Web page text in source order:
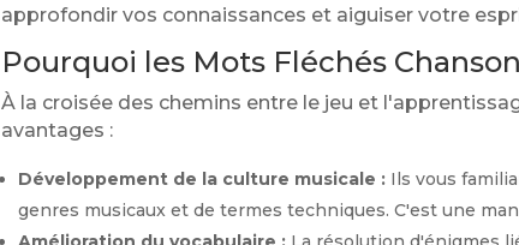
approfondir vos connaissances et aiguiser votre
Pourquoi les Mots Fléchés
À la croisée des chemins entre le jeu et
avantages :
Développement de la culture musicale : Ils vous
genres musicaux et de termes techniques. C'est une